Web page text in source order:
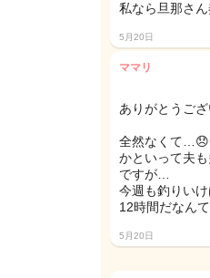
私なら旦那さ
5月20日
ママリ
ありがとうござ
全然なくて
かといって夫
ですが…
今週も釣りいけ
12時間だなんて
5月20日